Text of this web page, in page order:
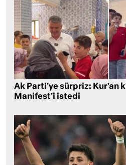
Ak Parti’ye sürpriz: Kur’an
Manifest’i istedi